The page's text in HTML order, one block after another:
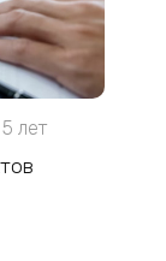
лет